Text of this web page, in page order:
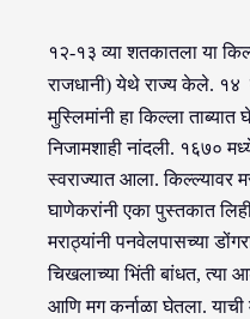
१२-१३ व्या शतकातला या
राजधानी) येथे राज्य केले. १४
मुस्लिमांनी हा किल्ला
निजामशाही नांदली. १६७०
स्वराज्यात आला. किल्ल्यावर
घाणेकरांनी एका पुस्तकात
मराठ्यांनी पनवेलपासच्या
चिखलाच्या भिंती बांधत, त्या
आणि मग कर्नाळा घेतला. याची